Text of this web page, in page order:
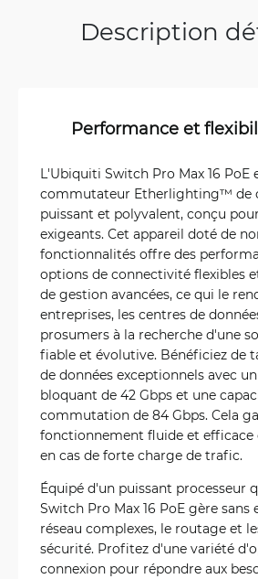
Description
Performance et
L'Ubiquiti Switch Pro Max 16 PoE
commutateur Etherlighting™ de
puissant et polyvalent, conçu
exigeants. Cet appareil doté de
fonctionnalités offre des
options de connectivité flexibles
de gestion avancées, ce qui le
entreprises, les centres de
prosumers à la recherche d'une
fiable et évolutive. Bénéficiez de
de données exceptionnels avec
bloquant de 42 Gbps et une
commutation de 84 Gbps. Cela
fonctionnement fluide et efficace
en cas de forte charge de trafic.
Équipé d'un puissant processeur
Switch Pro Max 16 PoE gère sans
réseau complexes, le routage et
sécurité. Profitez d'une variété
connexion pour répondre aux